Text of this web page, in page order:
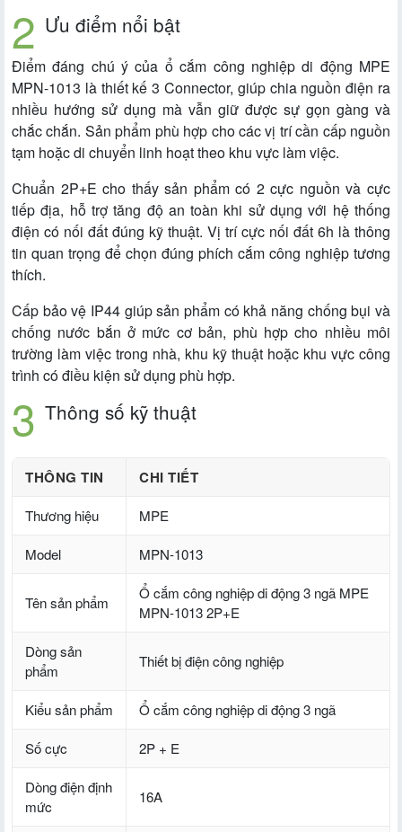
Ưu điểm nổi bật
Điểm đáng chú ý của ổ cắm công nghiệp di động MPE
MPN-1013 là thiết kế 3 Connector, giúp chia nguồn điện ra
nhiều hướng sử dụng mà vẫn giữ được sự gọn gàng và
chắc chắn. Sản phẩm phù hợp cho các vị trí cần cấp nguồn
tạm hoặc di chuyển linh hoạt theo khu vực làm việc.
Chuẩn 2P+E cho thấy sản phẩm có 2 cực nguồn và cực
tiếp địa, hỗ trợ tăng độ an toàn khi sử dụng với hệ thống
điện có nối đất đúng kỹ thuật. Vị trí cực nối đất 6h là thông
tin quan trọng để chọn đúng phích cắm công nghiệp tương
thích.
Cấp bảo vệ IP44 giúp sản phẩm có khả năng chống bụi và
chống nước bắn ở mức cơ bản, phù hợp cho nhiều môi
trường làm việc trong nhà, khu kỹ thuật hoặc khu vực công
trình có điều kiện sử dụng phù hợp.
Thông số kỹ thuật
THÔNG TIN CHI TIẾT
Thương hiệu MPE
Model MPN-1013
Tên sản phẩm
Ổ cắm công nghiệp di động 3 ngã MPE
MPN-1013 2P+E
Dòng sản
phẩm
Thiết bị điện công nghiệp
Kiểu sản phẩm Ổ cắm công nghiệp di động 3 ngã
Số cực 2P + E
Dòng điện định
mức
16A